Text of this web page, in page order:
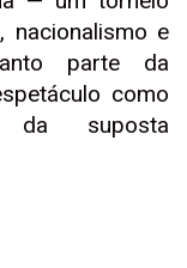
nacionalismo e
parte da
como
da suposta